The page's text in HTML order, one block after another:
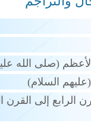
(صلى الله
السلام)
الرابع إلى